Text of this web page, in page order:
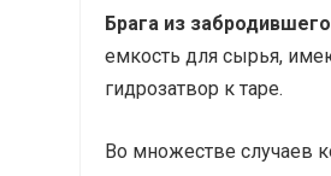
Брага из
емкость для сырья,
гидрозатвор к таре.
Во множестве случаев